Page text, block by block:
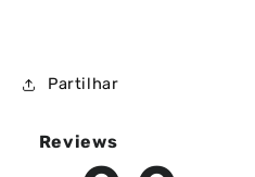
Partilhar
Reviews